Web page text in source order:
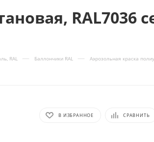
RAL7036
RAL — Баллончики RAL — Аэрозольная краска
В ИЗБРАННОЕ СРАВНИТЬ